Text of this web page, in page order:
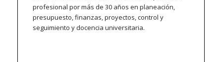
profesional por más de 30 años en planeación,
presupuesto, finanzas, proyectos, control y
seguimiento y docencia universitaria.